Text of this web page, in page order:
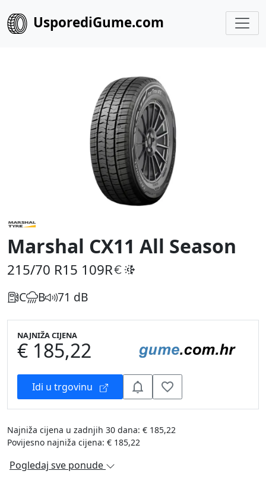
UsporediGume.com
Marshal CX11 All Season
215/70 R15 109R
C B 71 dB
NAJNIŽA CIJENA
€ 185,22
Idi u trgovinu
Najniža cijena u zadnjih 30 dana: € 185,22
Povijesno najniža cijena: € 185,22
Pogledaj sve ponude